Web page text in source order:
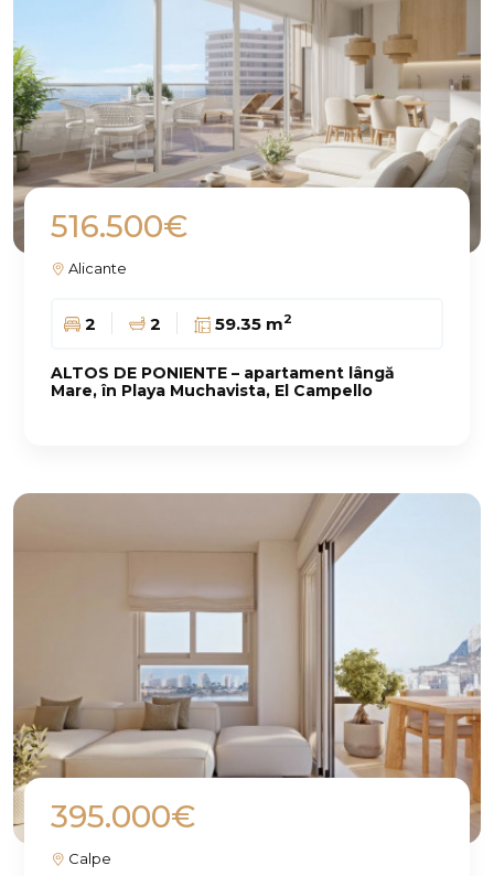
516.500€
Alicante
2 2 59.35 m2
ALTOS DE PONIENTE – apartament lângă
Mare, în Playa Muchavista, El Campello
395.000€
Calpe